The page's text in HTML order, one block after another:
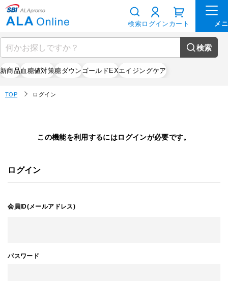
検索
新商品血糖値対策糖ダウンゴールドEXエイジングケア
検索ログイン カート
TOP ログイン
この機能を利用するにはログインが必要です。
ログイン
会員ID(メールアドレス)
パスワード